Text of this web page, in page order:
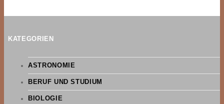
KATEGORIEN
ASTRONOMIE
BERUF UND STUDIUM
BIOLOGIE